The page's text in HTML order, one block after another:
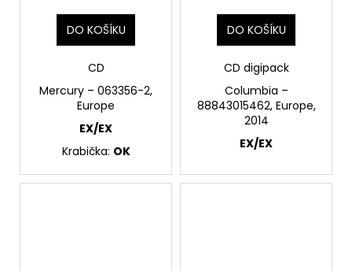
DO KOŠÍKU
CD
Mercury – 063356-2,
Europe
EX/EX
Krabička: OK
DO KOŠÍKU
CD digipack
Columbia –
88843015462, Europe,
2014
EX/EX